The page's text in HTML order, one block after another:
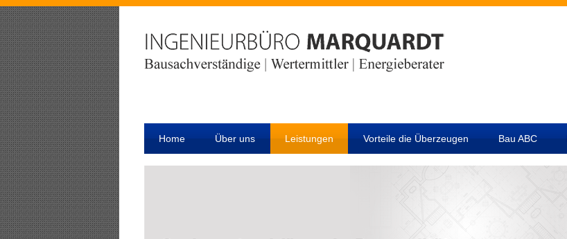
Home Über uns Leistungen Vorteile die Überzeugen Bau ABC